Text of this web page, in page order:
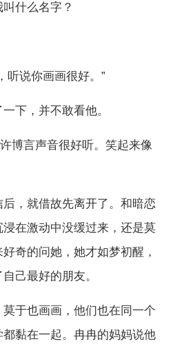
什么名字？
听说你画画很好。”
下，并不敢看他。
博言声音很好听。笑起来像
，就借故先离开了。和暗恋
在激动中没缓过来，还是莫
奇的问她，她才如梦初醒，
己最好的朋友。
于也画画，他们也在同一个
黏在一起。冉冉的妈妈说他